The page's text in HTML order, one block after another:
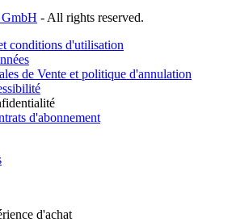
GmbH - All rights reserved.
conditions d'utilisation
de Vente et politique d'annulation
d'abonnement
d'achat